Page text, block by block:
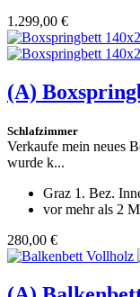
1.299,00 €
(A)
Schlafzimmer
Verkaufe mein neues
wurde k...
Graz 1. Bez.
vor mehr als 2
280,00 €